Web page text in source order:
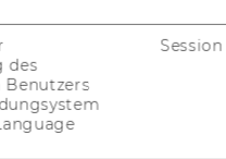
des
Benutzers
Session